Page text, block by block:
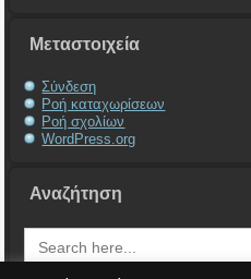
Μεταστοιχεία
Σύνδεση
Ροή καταχωρίσεων
Ροή σχολίων
WordPress.org
Αναζήτηση
Search
for: